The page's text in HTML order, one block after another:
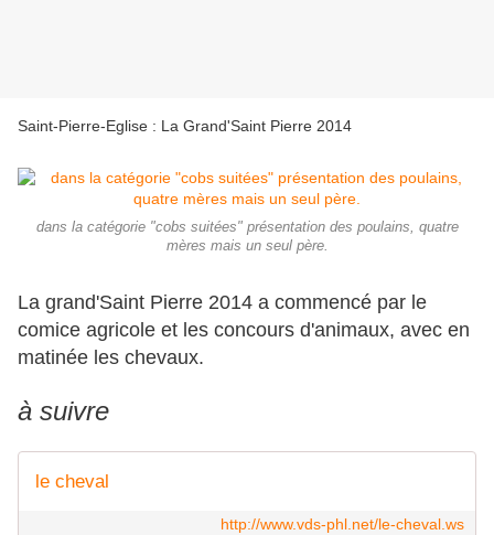
Saint-Pierre-Eglise : La Grand'Saint Pierre 2014
dans la catégorie "cobs suitées" présentation des poulains, quatre
mères mais un seul père.
La grand'Saint Pierre 2014 a commencé par le
comice agricole et les concours d'animaux, avec en
matinée les chevaux.
à suivre
le cheval
http://www.vds-phl.net/le-cheval.ws